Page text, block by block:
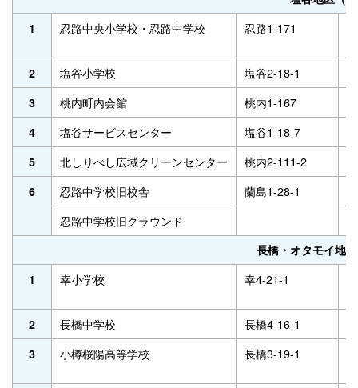
1
忍路中央小学校・忍路中学校 忍路1-171
2 塩谷小学校 塩谷2-18-1
3 桃内町内会館 桃内1-167
4 塩谷サービスセンター 塩谷1-18-7
5 北しりべし広域クリーンセンター 桃内2-111-2
6 忍路中学校旧校舎 蘭島1-28-1
忍路中学校旧グラウンド
長橋・オタモイ地
1
幸小学校 幸4-21-1
2 長橋中学校 長橋4-16-1
3 小樽桜陽高等学校 長橋3-19-1